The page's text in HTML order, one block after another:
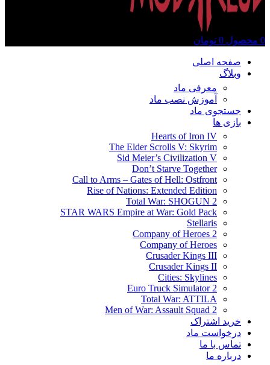
0 محصول 0 تومان
صفحه اصلی
وبلاگ
معرفی ماد
آموزش نصب ماد
جستجوی ماد
بازی ها
Hearts of Iron IV
The Elder Scrolls V: Skyrim
Sid Meier’s Civilization V
Don’t Starve Together
Call to Arms – Gates of Hell: Ostfront
Rise of Nations: Extended Edition
Total War: SHOGUN 2
STAR WARS Empire at War: Gold Pack
Stellaris
Company of Heroes 2
Company of Heroes
Crusader Kings III
Crusader Kings II
Cities: Skylines
Euro Truck Simulator 2
Total War: ATTILA
Men of War: Assault Squad 2
خرید اشتراک
درخواست ماد
تماس با ما
درباره ما